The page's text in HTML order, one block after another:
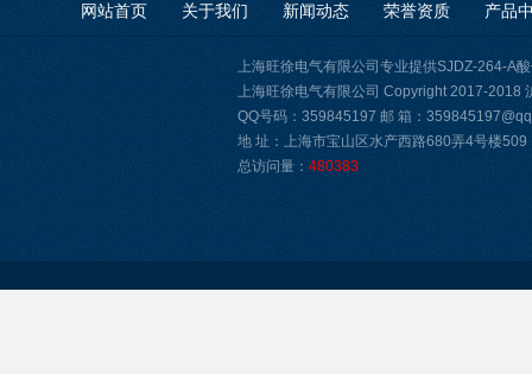
网站首页 关于我们 新闻动态 荣誉资质 产品
上海旺徐电气有限公司专业提供SJDZ-264-A
上海旺徐电气有限公司 Copyright 2017-2018
QQ号码：359845197 邮 箱：
地 址：上海市宝山区水产西路680弄4号楼509
总访问量： 480383